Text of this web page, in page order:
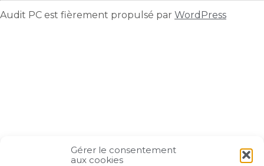
Gérer le consentement
aux cookies
Audit PC est fièrement propulsé par WordPress